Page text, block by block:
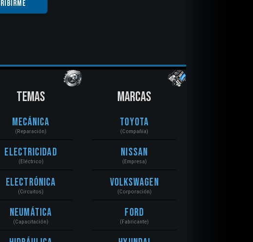
TEMAS
Mecánica
(Reparación)
Electricidad
(Eléctrico)
Electrónica
(Circuitos)
Neumática
(Capacitación)
MARCAS
Toyota
(Compañía)
Nissan
(Empresa)
Volkswagen
(Corporación)
Ford
(Fabricante)